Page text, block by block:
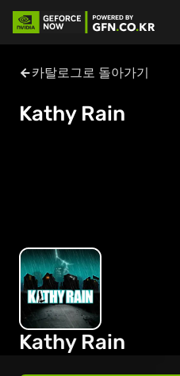
카탈로그로 돌아가기
Kathy Rain
Kathy Rain